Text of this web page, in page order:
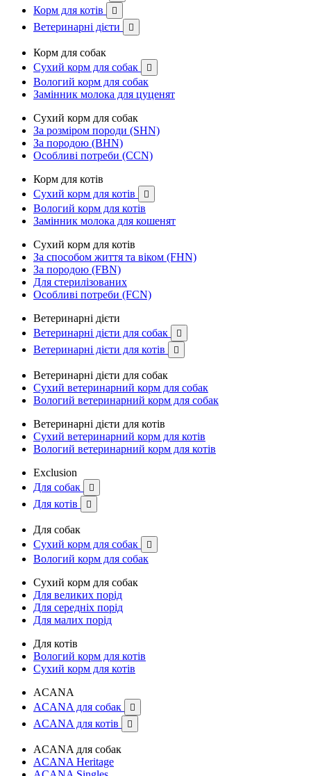
Корм для котів 
Ветеринарні дієти 
Корм для собак
Сухий корм для собак

Вологий корм для собак
Замінник молока для цуценят
Сухий корм для собак
За розміром породи (SHN)
За породою (BHN)
Особливі потреби (CCN)
Корм для котів
Сухий корм для котів

Вологий корм для котів
Замінник молока для кошенят
Сухий корм для котів
За способом життя та віком (FHN)
За породою (FBN)
Для стерилізованих
Особливі потреби (FCN)
Ветеринарні дієти
Ветеринарні дієти для собак

Ветеринарні дієти для котів 
Ветеринарні дієти для собак
Сухий ветеринарний корм для собак
Вологий ветеринарний корм для собак
Ветеринарні дієти для котів
Сухий ветеринарний корм для котів
Вологий ветеринарний корм для котів
Exclusion
Для собак

Для котів 
Для собак
Сухий корм для собак

Вологий корм для собак
Сухий корм для собак
Для великих порід
Для середніх порід
Для малих порід
Для котів
Вологий корм для котів
Сухий корм для котів
ACANA
ACANA для собак

ACANA для котів 
ACANA для собак
ACANA Heritage